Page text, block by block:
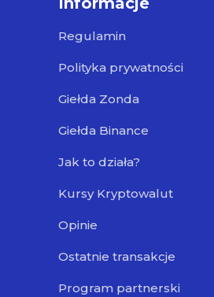
Regulamin
Polityka prywatności
Giełda Zonda
Giełda Binance
Jak to działa?
Kursy Kryptowalut
Opinie
Ostatnie transakcje
Program partnerski